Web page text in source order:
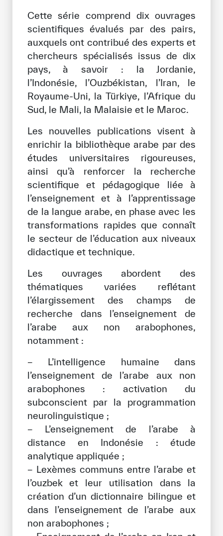
Contact
Bureaux de l’ICESCO
S’engager
Notre méthode de travail
Rejoignez la famille de l’ICESCO
Pour les fournisseurs
Devenir partenaire
Soutien et dons
©Copyright ICESCO. Tous droits réservés.
Conditions d’utilisation
Politique et procédure concernant l’IA
PPSSI
Droit d’auteur
Clause de non-responsabilité
Cette série comprend dix ouvrages
scientifiques évalués par des pairs,
auxquels ont contribué des experts et
chercheurs spécialisés issus de dix
pays, à savoir : la Jordanie,
l’Indonésie, l’Ouzbékistan, l’Iran, le
Royaume-Uni, la Türkiye, l’Afrique du
Sud, le Mali, la Malaisie et le Maroc.
Les nouvelles publications visent à
enrichir la bibliothèque arabe par des
études universitaires rigoureuses,
ainsi qu’à renforcer la recherche
scientifique et pédagogique liée à
l’enseignement et à l’apprentissage
de la langue arabe, en phase avec les
transformations rapides que connaît
le secteur de l’éducation aux niveaux
didactique et technique.
Les ouvrages abordent des
thématiques variées reflétant
l’élargissement des champs de
recherche dans l’enseignement de
l’arabe aux non arabophones,
notamment :
− L’intelligence humaine dans
l’enseignement de l’arabe aux non
arabophones : activation du
subconscient par la programmation
neurolinguistique ;
− L’enseignement de l’arabe à
distance en Indonésie : étude
analytique appliquée ;
− Lexèmes communs entre l’arabe et
l’ouzbek et leur utilisation dans la
création d’un dictionnaire bilingue et
dans l’enseignement de l’arabe aux
non arabophones ;